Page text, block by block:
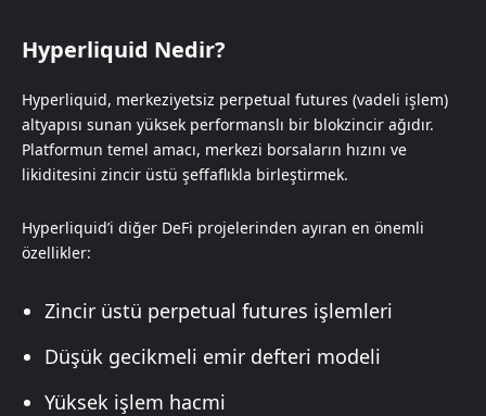
Hyperliquid Nedir?
Hyperliquid, merkeziyetsiz perpetual futures (vadeli işlem)
altyapısı sunan yüksek performanslı bir blokzincir ağıdır.
Platformun temel amacı, merkezi borsaların hızını ve
likiditesini zincir üstü şeffaflıkla birleştirmek.
Hyperliquid’i diğer DeFi projelerinden ayıran en önemli
özellikler:
Zincir üstü perpetual futures işlemleri
Düşük gecikmeli emir defteri modeli
Yüksek işlem hacmi